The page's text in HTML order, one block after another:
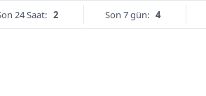
24 Saat: 2 Son 7 gün: 4